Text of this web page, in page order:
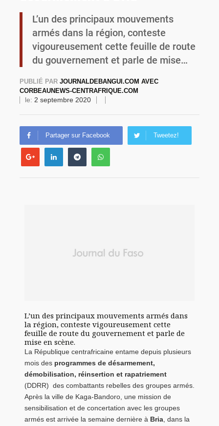
Burkina Faso : une usine de farine de blé à 3,1 milliards FCFA en construction pour renforcer la production locale
L’un des principaux mouvements
armés dans la région, conteste
vigoureusement cette feuille de route
du gouvernement et parle de mise…
PUBLIÉ PAR JOURNALDEBANGUI.COM AVEC
CORBEAUNEWS-CENTRAFRIQUE.COM
le: 2 septembre 2020
Partager sur Facebook Tweetez!
L’un des principaux mouvements armés dans
la région, conteste vigoureusement cette
feuille de route du gouvernement et parle de
mise en scène.
La République centrafricaine entame depuis plusieurs
mois des programmes de désarmement,
démobilisation, réinsertion et rapatriement
(DDRR) des combattants rebelles des groupes armés.
Après la ville de Kaga-Bandoro, une mission de
sensibilisation et de concertation avec les groupes
armés est arrivée la semaine dernière à Bria , dans la